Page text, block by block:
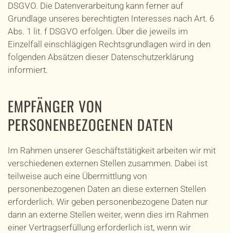
DSGVO. Die Datenverarbeitung kann ferner auf
Grundlage unseres berechtigten Interesses nach Art. 6
Abs. 1 lit. f DSGVO erfolgen. Über die jeweils im
Einzelfall einschlägigen Rechtsgrundlagen wird in den
folgenden Absätzen dieser Datenschutzerklärung
informiert.
EMPFÄNGER VON
PERSONENBEZOGENEN DATEN
Im Rahmen unserer Geschäftstätigkeit arbeiten wir mit
verschiedenen externen Stellen zusammen. Dabei ist
teilweise auch eine Übermittlung von
personenbezogenen Daten an diese externen Stellen
erforderlich. Wir geben personenbezogene Daten nur
dann an externe Stellen weiter, wenn dies im Rahmen
einer Vertragserfüllung erforderlich ist, wenn wir